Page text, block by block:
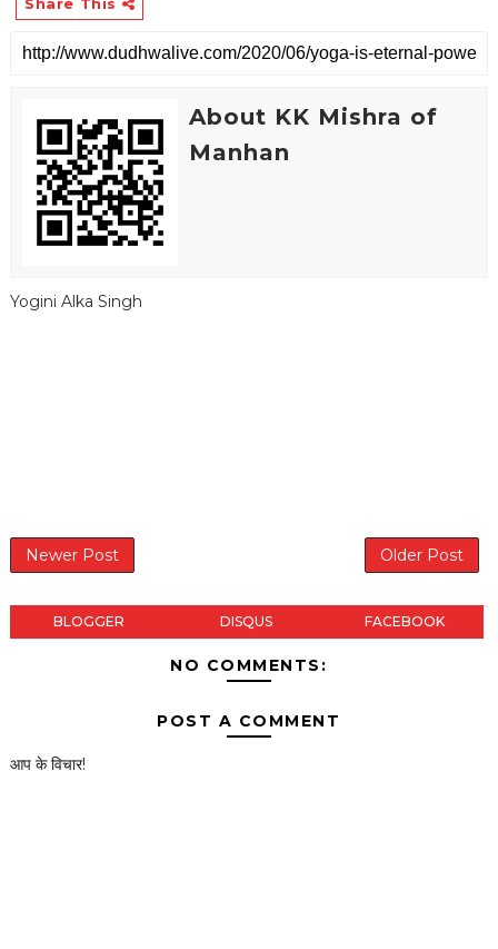
About KK Mishra of
Manhan
Yogini Alka Singh
Newer Post Older Post
BLOGGER DISQUS FACEBOOK
NO COMMENTS:
POST A COMMENT
आप के विचार!